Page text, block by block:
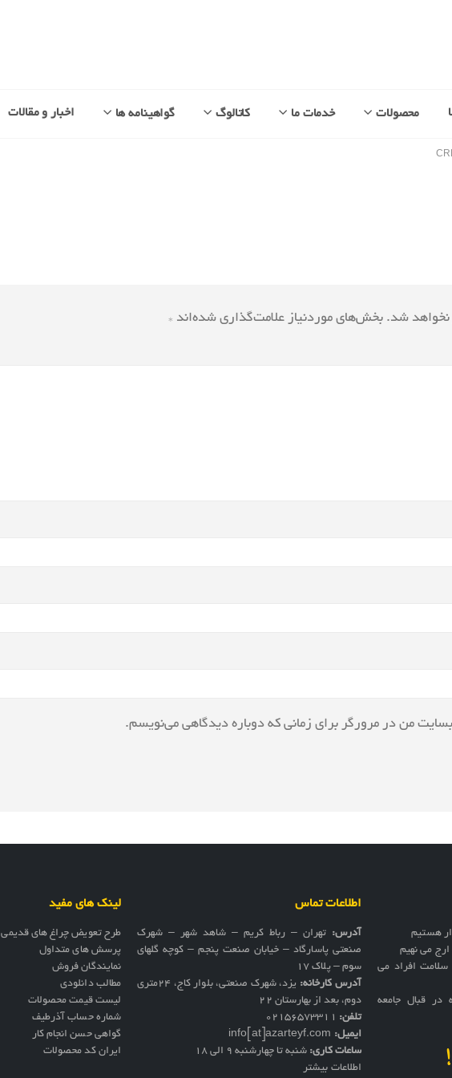
محصولات خدمات ما کاتالوگ گواهینامه ها اخبار و مقالات
نخواهد شد. بخش‌های موردنیاز علامت‌گذاری شده‌اند *
من در مرورگر برای زمانی که دوباره دیدگاهی می‌نویسم.
هستیم
ارج می نهیم
سلامت افراد می
قبال جامعه
اطلاعات تماس
آدرس: تهران – رباط کریم – شاهد شهر – شهرک
صنعتی پاسارگاد – خیابان صنعت پنجم – کوچه گلهای
سوم – پلاک 17
آدرس کارخانه:
یزد، شهرک صنعتی، بلوار کاج، ۲۴متری
دوم، بعد از بهارستان ۲۲
تلفن: 02156573311
ایمیل: info[at]azarteyf.com
ساعات کاری: شنبه تا چهارشنبه 9 الی 18
اطلاعات بیشتر
لینک های مفید
طرح تعویض چراغ های قدیمی
پرسش های متداول
نمایندگان فروش
مطالب دانلودی
لیست قیمت محصولات
شماره حساب آذرطیف
گواهی حسن انجام کار
ایران کد محصولات